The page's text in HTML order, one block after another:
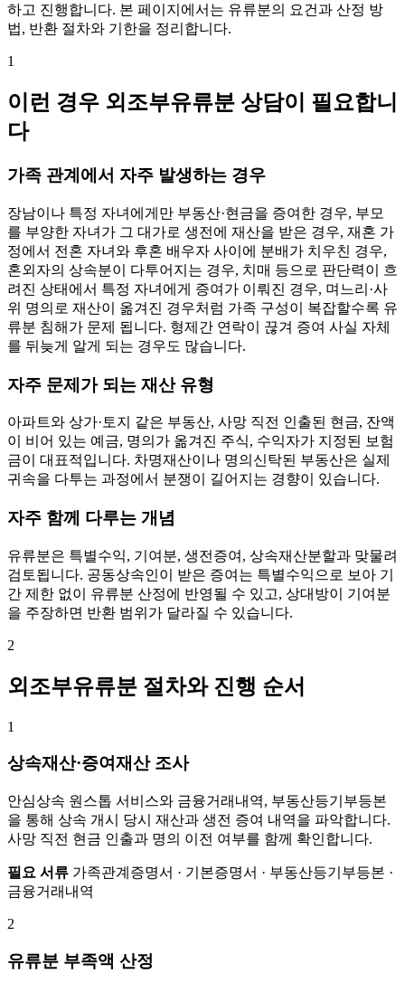
하고 진행합니다. 본 페이지에서는 유류분의 요건과 산정 방
법, 반환 절차와 기한을 정리합니다.
1
이런 경우 외조부유류분 상담이 필요합니
다
가족 관계에서 자주 발생하는 경우
장남이나 특정 자녀에게만 부동산·현금을 증여한 경우, 부모
를 부양한 자녀가 그 대가로 생전에 재산을 받은 경우, 재혼 가
정에서 전혼 자녀와 후혼 배우자 사이에 분배가 치우친 경우,
혼외자의 상속분이 다투어지는 경우, 치매 등으로 판단력이 흐
려진 상태에서 특정 자녀에게 증여가 이뤄진 경우, 며느리·사
위 명의로 재산이 옮겨진 경우처럼 가족 구성이 복잡할수록 유
류분 침해가 문제 됩니다. 형제간 연락이 끊겨 증여 사실 자체
를 뒤늦게 알게 되는 경우도 많습니다.
자주 문제가 되는 재산 유형
아파트와 상가·토지 같은 부동산, 사망 직전 인출된 현금, 잔액
이 비어 있는 예금, 명의가 옮겨진 주식, 수익자가 지정된 보험
금이 대표적입니다. 차명재산이나 명의신탁된 부동산은 실제
귀속을 다투는 과정에서 분쟁이 길어지는 경향이 있습니다.
자주 함께 다루는 개념
유류분은 특별수익, 기여분, 생전증여, 상속재산분할과 맞물려
검토됩니다. 공동상속인이 받은 증여는 특별수익으로 보아 기
간 제한 없이 유류분 산정에 반영될 수 있고, 상대방이 기여분
을 주장하면 반환 범위가 달라질 수 있습니다.
2
외조부유류분 절차와 진행 순서
1
상속재산·증여재산 조사
안심상속 원스톱 서비스와 금융거래내역, 부동산등기부등본
을 통해 상속 개시 당시 재산과 생전 증여 내역을 파악합니다.
사망 직전 현금 인출과 명의 이전 여부를 함께 확인합니다.
필요 서류 가족관계증명서 · 기본증명서 · 부동산등기부등본 ·
금융거래내역
2
유류분 부족액 산정